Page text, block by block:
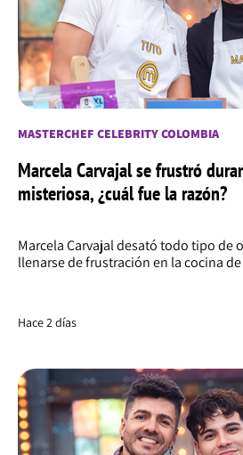
MASTERCHEF CELEBRITY COLOMBIA
Marcela Carvajal se frustró
misteriosa, ¿cuál fue la razón?
Marcela Carvajal desató todo tipo de
llenarse de frustración en la cocina
Hace 2 días